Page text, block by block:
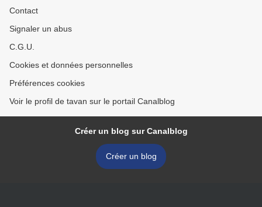
Contact
Signaler un abus
C.G.U.
Cookies et données personnelles
Préférences cookies
Voir le profil de tavan sur le portail Canalblog
Créer un blog sur Canalblog
Créer un blog